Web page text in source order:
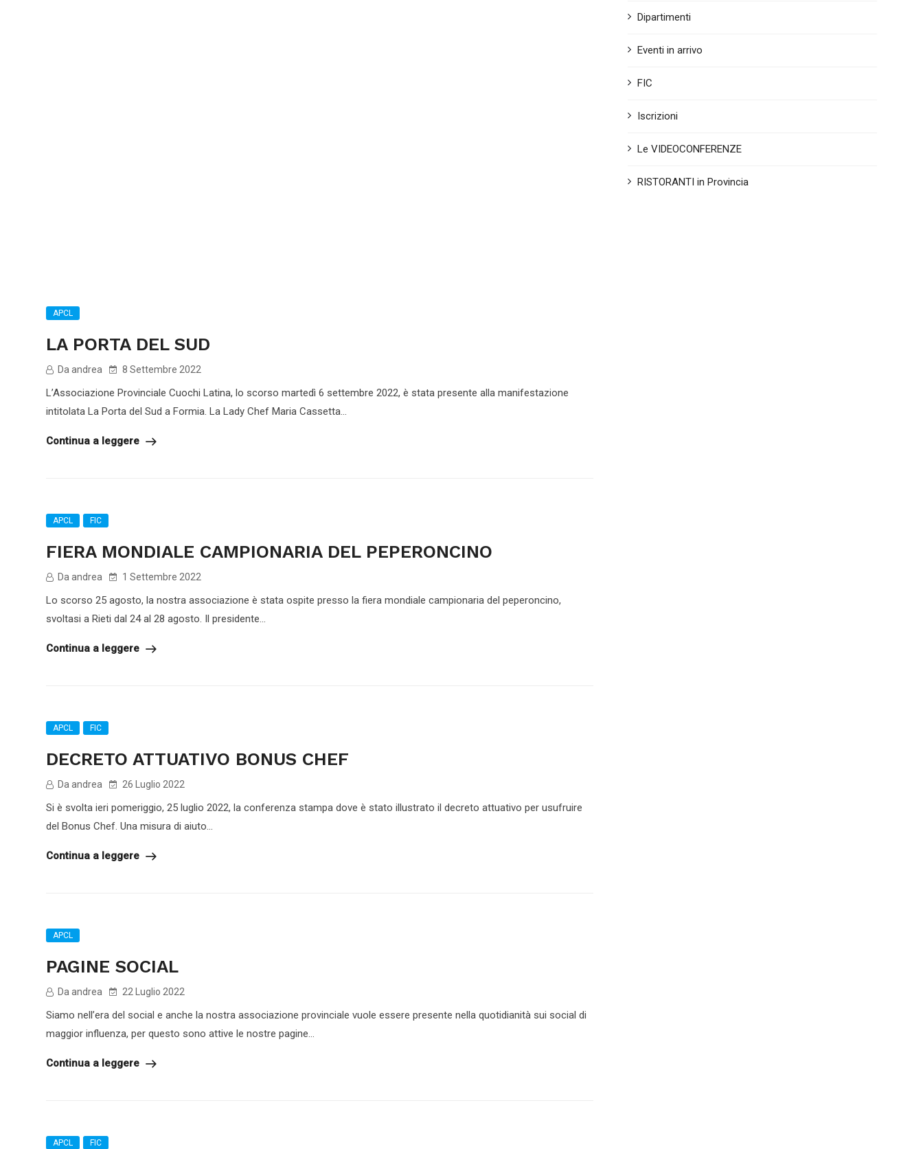
APCL
LA PORTA DEL SUD
Da andrea 8 Settembre 2022
L’Associazione Provinciale Cuochi Latina, lo scorso martedì 6 settembre 2022, è stata presente alla manifestazione
intitolata La Porta del Sud a Formia. La Lady Chef Maria Cassetta...
Continua a leggere
APCL FIC
FIERA MONDIALE CAMPIONARIA DEL PEPERONCINO
Da andrea 1 Settembre 2022
Lo scorso 25 agosto, la nostra associazione è stata ospite presso la fiera mondiale campionaria del peperoncino,
svoltasi a Rieti dal 24 al 28 agosto. Il presidente...
Continua a leggere
APCL FIC
DECRETO ATTUATIVO BONUS CHEF
Da andrea 26 Luglio 2022
Si è svolta ieri pomeriggio, 25 luglio 2022, la conferenza stampa dove è stato illustrato il decreto attuativo per usufruire
del Bonus Chef. Una misura di aiuto...
Continua a leggere
APCL
PAGINE SOCIAL
Da andrea 22 Luglio 2022
Siamo nell’era del social e anche la nostra associazione provinciale vuole essere presente nella quotidianità sui social di
maggior influenza, per questo sono attive le nostre pagine...
Continua a leggere
APCL FIC
Dipartimenti
Eventi in arrivo
FIC
Iscrizioni
Le VIDEOCONFERENZE
RISTORANTI in Provincia